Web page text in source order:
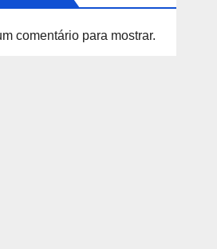
comentário para mostrar.